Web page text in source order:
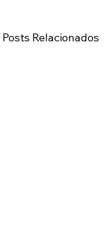
Posts Relacionados